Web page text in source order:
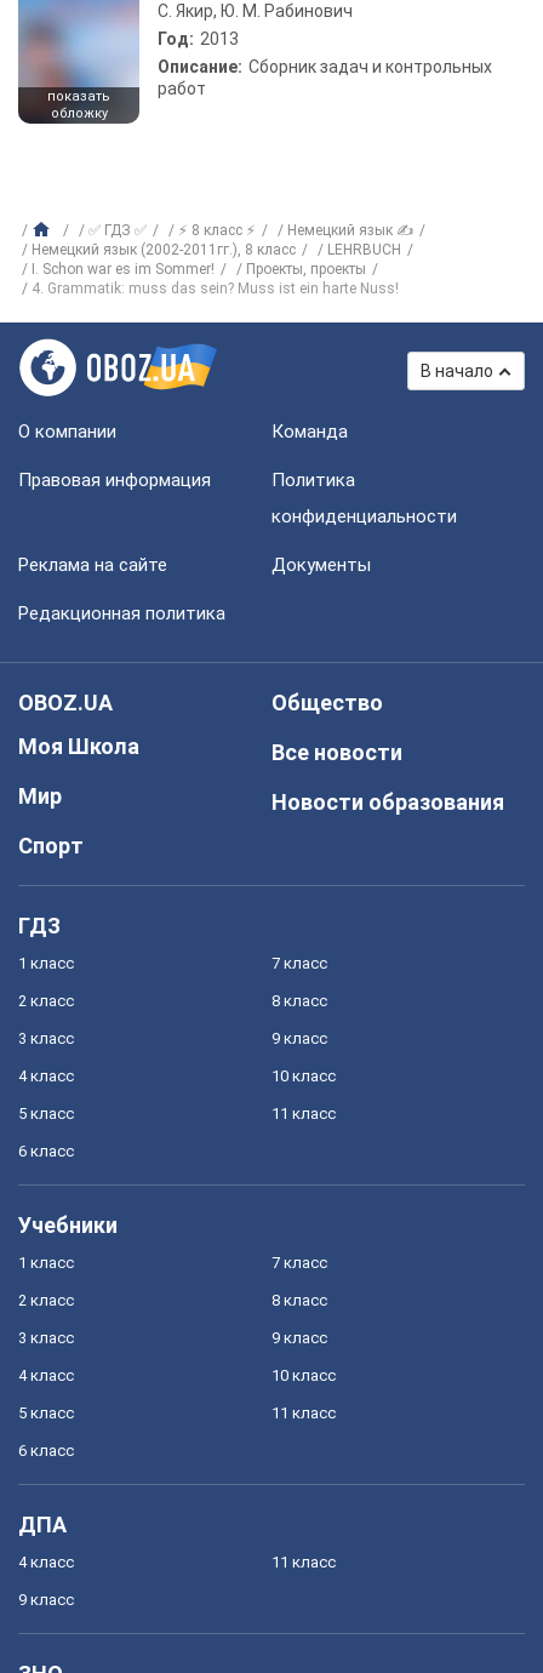
показать
обложку
С. Якир, Ю. М. Рабинович
Год: 2013
Описание: Сборник задач и контрольных
работ
✅ ГДЗ ✅ ⚡ 8 класс ⚡
Немецкий язык ✍
Немецкий язык (2002-2011гг.), 8 класс
LEHRBUCH
I. Schon war es im Sommer!
Проекты, проекты
4. Grammatik: muss das sein? Muss ist ein harte Nuss!
В начало
О компании Команда
Правовая информация
Политика
конфиденциальности
Реклама на сайте Документы
Редакционная политика
OBOZ.UA
Моя Школа
Мир
Спорт
Общество
Все новости
Новости образования
ГДЗ
1 класс
2 класс
3 класс
4 класс
5 класс
6 класс
7 класс
8 класс
9 класс
10 класс
11 класс
Учебники
1 класс
2 класс
3 класс
4 класс
5 класс
6 класс
7 класс
8 класс
9 класс
10 класс
11 класс
ДПА
4 класс
9 класс
11 класс